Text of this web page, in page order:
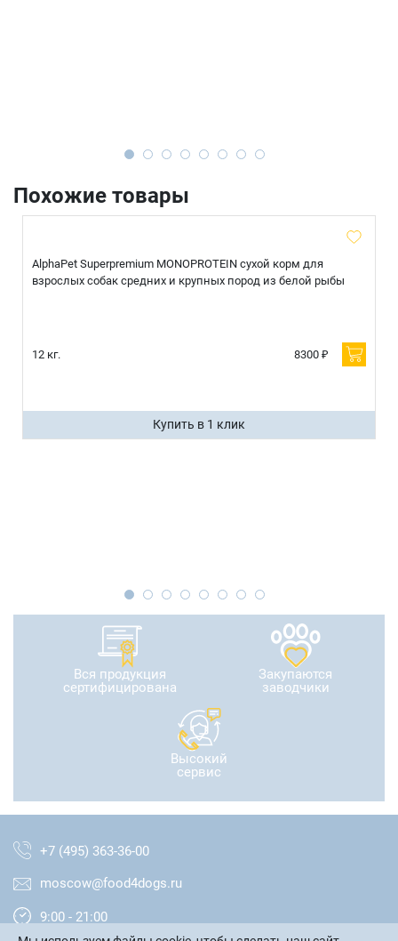
Похожие товары
AlphaPet Superpremium MONOPROTEIN сухой корм для
взрослых собак средних и крупных пород из белой рыбы
12 кг. 8300 ₽
Купить в 1 клик
Вся продукция
сертифицирована
Закупаются
заводчики
Высокий
сервис
+7 (495) 363-36-00
moscow@food4dogs.ru
9:00 - 21:00